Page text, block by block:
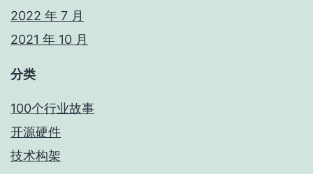
2022 年 7 月
2021 年 10 月
分类
100个行业故事
开源硬件
技术构架